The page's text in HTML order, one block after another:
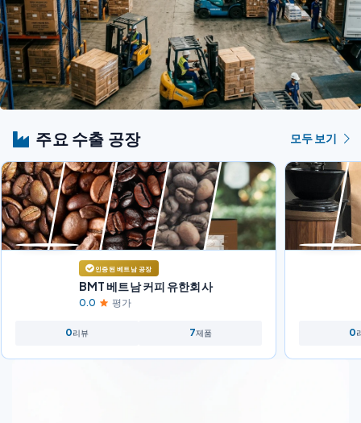
주요 수출 공장 모두 보기
인증된 베트남 공장
BMT 베트남 커피 유한회사
0.0 평가
0리뷰 7제품 0